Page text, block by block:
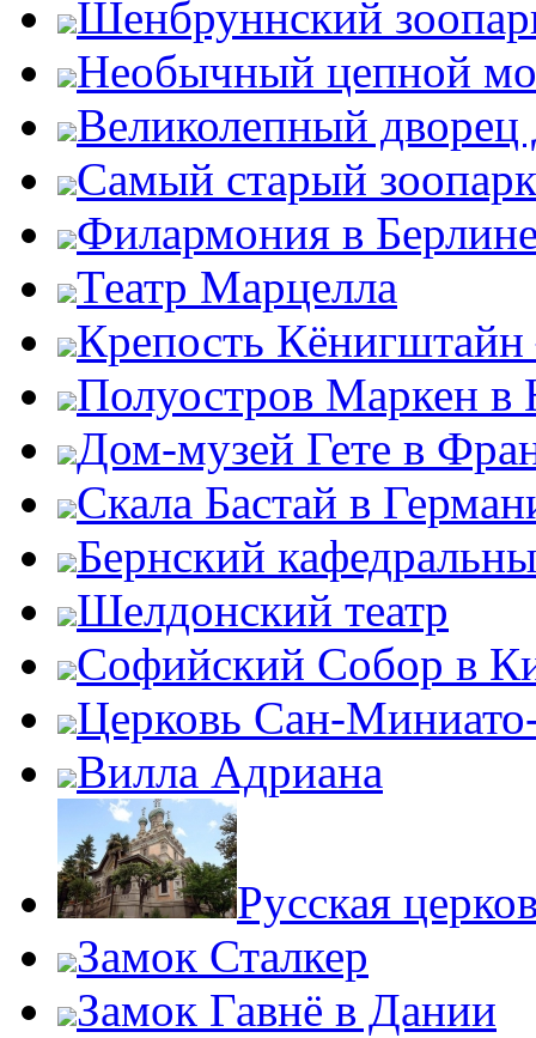
Шенбруннский
Необычный цепной
Великолепный дворец
Самый старый
Филармония в
Театр Марцелла
Крепость Кёнигштайн
Полуостров Маркен в
Дом-музей Гете в
Скала Бастай в
Бернский
Шелдонский театр
Софийский Собор в
Церковь Сан-
Вилла Адриана
Русская
Замок Сталкер
Замок Гавнё в Дании